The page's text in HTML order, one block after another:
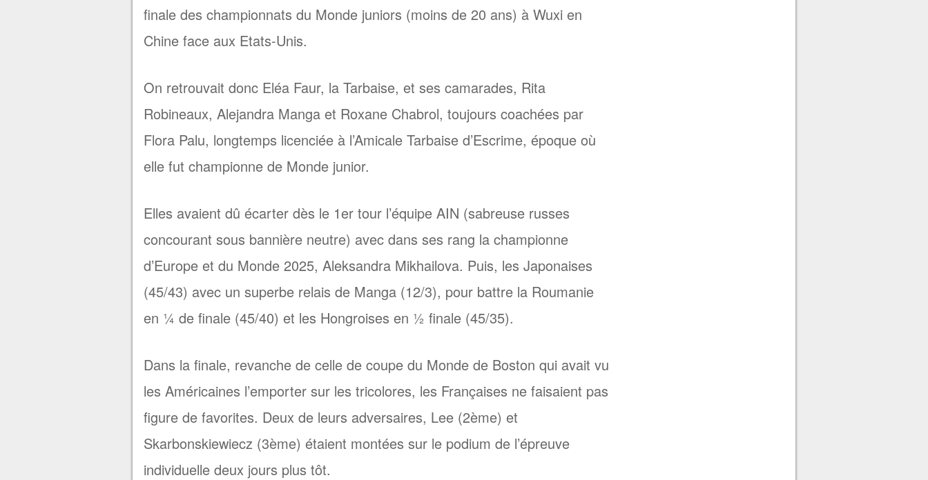
finale des championnats du Monde juniors (moins de 20 ans) à Wuxi en
Chine face aux Etats-Unis.
On retrouvait donc Eléa Faur, la Tarbaise, et ses camarades, Rita
Robineaux, Alejandra Manga et Roxane Chabrol, toujours coachées par
Flora Palu, longtemps licenciée à l’Amicale Tarbaise d’Escrime, époque où
elle fut championne de Monde junior.
Elles avaient dû écarter dès le 1er tour l’équipe AIN (sabreuse russes
concourant sous bannière neutre) avec dans ses rang la championne
d’Europe et du Monde 2025, Aleksandra Mikhailova. Puis, les Japonaises
(45/43) avec un superbe relais de Manga (12/3), pour battre la Roumanie
en ¼ de finale (45/40) et les Hongroises en ½ finale (45/35).
Dans la finale, revanche de celle de coupe du Monde de Boston qui avait vu
les Américaines l’emporter sur les tricolores, les Françaises ne faisaient pas
figure de favorites. Deux de leurs adversaires, Lee (2ème) et
Skarbonskiewiecz (3ème) étaient montées sur le podium de l’épreuve
individuelle deux jours plus tôt.